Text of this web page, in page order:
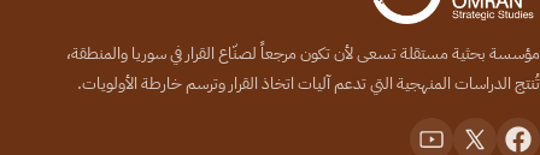
مؤسسة بحثية مستقلة تسعى لأن تكون مرجعاً لصنّاع القرار في سوريا والمنطقة،
تُنتج الدراسات المنهجية التي تدعم آليات اتخاذ القرار وترسم خارطة الأولويات.